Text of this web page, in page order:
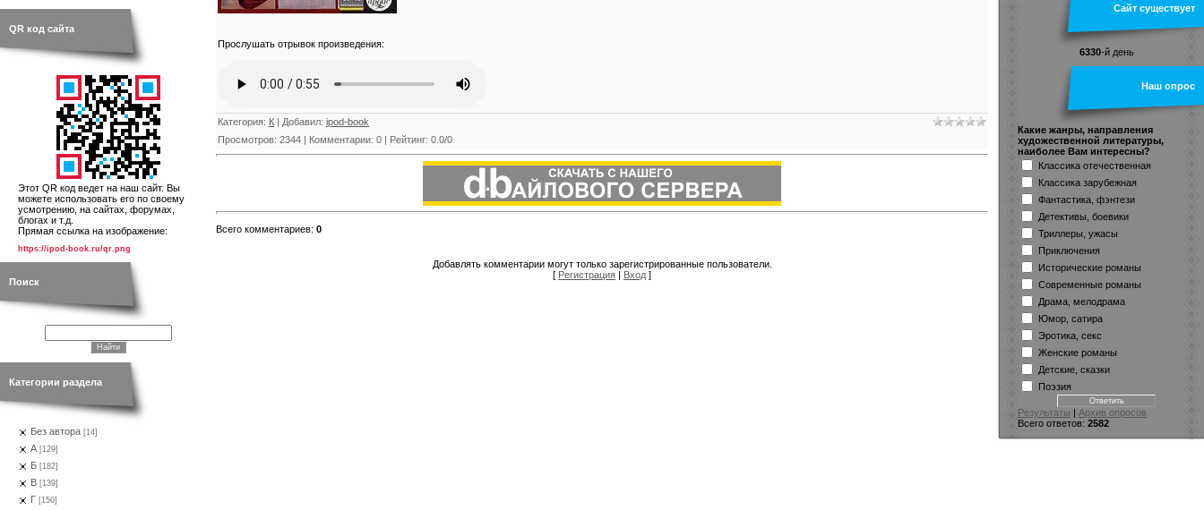
QR код сайта
Этот QR код ведет на наш сайт. Вы
можете использовать его по своему
усмотрению, на сайтах, форумах,
блогах и т.д.
Прямая ссылка на изображение:
https://ipod-book.ru/qr.png
Поиск
Категории раздела
Без автора [14]
А [129]
Б [182]
В [139]
Г [150]
Прослушать отрывок произведения:
Категория: К | Добавил: ipod-book
Просмотров: 2344 | Комментарии: 0 | Рейтинг: 0.0/0
Всего комментариев: 0
Добавлять комментарии могут только зарегистрированные пользователи.
[ Регистрация | Вход ]
Сайт существует
6330-й день
Наш опрос
Какие жанры, направления
художественной литературы,
наиболее Вам интересны?
Классика отечественная
Классика зарубежная
Фантастика, фэнтези
Детективы, боевики
Триллеры, ужасы
Приключения
Исторические романы
Современные романы
Драма, мелодрама
Юмор, сатира
Эротика, секс
Женские романы
Детские, сказки
Поэзия
Результаты | Архив опросов
Всего ответов: 2582